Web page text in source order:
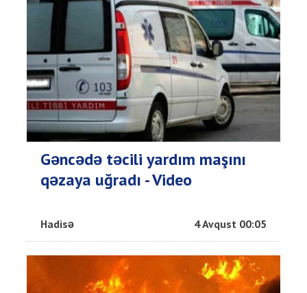
Gəncədə təcili yardım maşını
qəzaya uğradı - Video
Hadisə 4 Avqust 00:05